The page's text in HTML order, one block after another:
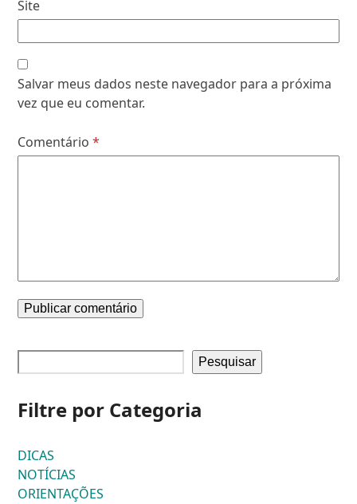
Site
Salvar meus dados neste navegador para a próxima
vez que eu comentar.
Comentário*
Pesquisar
Filtre por Categoria
DICAS
NOTÍCIAS
ORIENTAÇÕES